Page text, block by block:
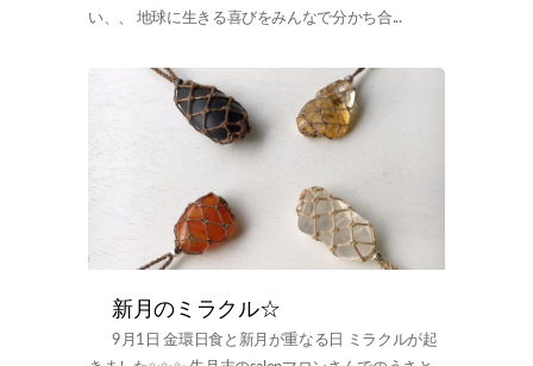
い、、 地球に生きる喜びをみんなで分かち合...
新月のミラクル☆
9月1日 金環日食と新月が重なる日 ミラクルが起